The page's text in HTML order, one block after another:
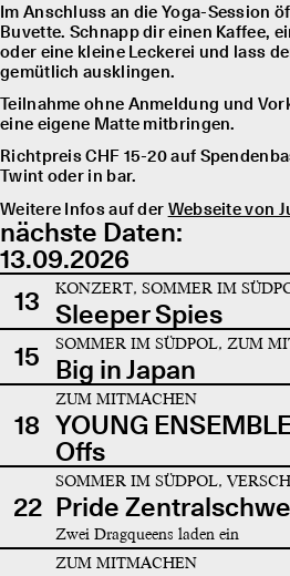
Im Anschluss an die Yoga-Session
Buvette. Schnapp dir einen Kaffee,
oder eine kleine Leckerei und lass
gemütlich ausklingen.
Teilnahme ohne Anmeldung und
eine eigene Matte mitbringen.
Richtpreis CHF 15-20 auf
Twint oder in bar.
Weitere Infos auf der Webseite von
nächste Daten:
13.09.2026
13
KONZERT, SOMMER IM
Sleeper Spies
15
SOMMER IM SÜDPOL, ZUM
Big in Japan
18
ZUM MITMACHEN
YOUNG
Offs
22
SOMMER IM SÜDPOL,
Pride
Zwei Dragqueens laden ein
ZUM MITMACHEN